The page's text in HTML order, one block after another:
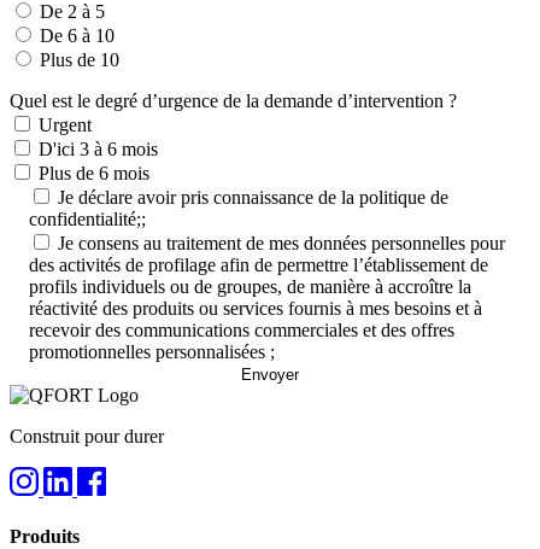
De 2 à 5
De 6 à 10
Plus de 10
Quel est le degré d’urgence de la demande d’intervention ?
Urgent
D'ici 3 à 6 mois
Plus de 6 mois
Je déclare avoir pris connaissance de la politique de
confidentialité;;
Je consens au traitement de mes données personnelles pour
des activités de profilage afin de permettre l’établissement de
profils individuels ou de groupes, de manière à accroître la
réactivité des produits ou services fournis à mes besoins et à
recevoir des communications commerciales et des offres
promotionnelles personnalisées ;
Construit pour durer
Produits